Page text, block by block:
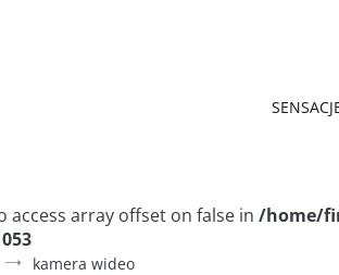
access array offset on false in /home/
kamera wideo